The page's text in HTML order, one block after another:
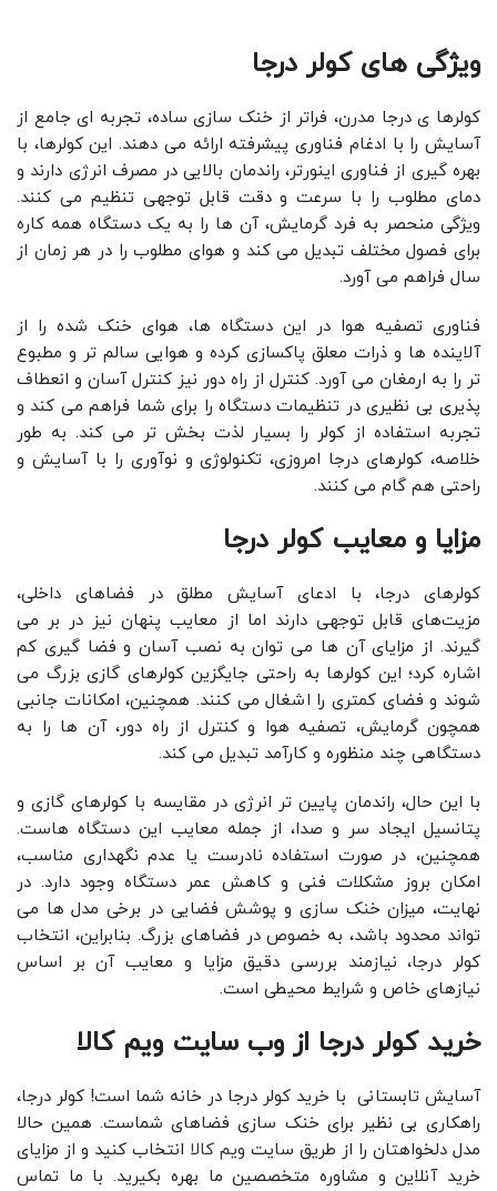
ویژگی‌ های کولر درجا
کولرها ی درجا مدرن، فراتر از خنک‌ سازی ساده، تجربه‌ ای جامع از
آسایش را با ادغام فناوری پیشرفته ارائه می‌ دهند. این کولرها، با
بهره‌ گیری از فناوری اینورتر، راندمان بالایی در مصرف انرژی دارند و
دمای مطلوب را با سرعت و دقت قابل ‌توجهی تنظیم می‌ کنند.
ویژگی منحصر به فرد گرمایش، آن‌ ها را به یک دستگاه همه کاره
برای فصول مختلف تبدیل می ‌کند و هوای مطلوب را در هر زمان از
سال فراهم می ‌آورد.
فناوری تصفیه هوا در این دستگاه ‌ها، هوای خنک شده را از
آلاینده ‌ها و ذرات معلق پاکسازی کرده و هوایی سالم ‌تر و مطبوع
‌تر را به ارمغان می ‌آورد. کنترل از راه دور نیز کنترل آسان و انعطاف‌
پذیری بی‌ نظیری در تنظیمات دستگاه را برای شما فراهم می ‌کند و
تجربه‌ استفاده از کولر را بسیار لذت ‌بخش‌ تر می‌ کند. به طور
خلاصه، کولرهای درجا امروزی، تکنولوژی و نوآوری را با آسایش و
راحتی هم ‌گام می‌ کنند.
مزایا و معایب کولر درجا
کولرهای درجا، با ادعای آسایش مطلق در فضاهای داخلی،
مزیت‌های قابل ‌توجهی دارند اما از معایب پنهان نیز در بر می
‌گیرند. از مزایای آن‌ ها می‌ توان به نصب آسان و فضا‌ گیری کم
اشاره کرد؛ این کولرها به راحتی جایگزین کولرهای گازی بزرگ می
‌شوند و فضای کمتری را اشغال می ‌کنند. همچنین، امکانات جانبی
همچون گرمایش، تصفیه هوا و کنترل از راه دور، آن ‌ها را به
دستگاهی چند منظوره و کارآمد تبدیل می‌ کند.
با این حال، راندمان پایین‌ تر انرژی در مقایسه با کولرهای گازی و
پتانسیل ایجاد سر و صدا، از جمله معایب این دستگاه ‌هاست.
همچنین، در صورت استفاده نادرست یا عدم نگهداری مناسب،
امکان بروز مشکلات فنی و کاهش عمر دستگاه وجود دارد. در
نهایت، میزان خنک‌ سازی و پوشش فضایی در برخی مدل‌ ها می
‌تواند محدود باشد، به‌ خصوص در فضاهای بزرگ. بنابراین، انتخاب
کولر درجا، نیازمند بررسی دقیق مزایا و معایب آن بر اساس
نیازهای خاص و شرایط محیطی است.
خرید کولر درجا از وب سایت ویم کالا
آسایش تابستانی با خرید کولر درجا در خانه شما است! کولر درجا،
راهکاری بی‌ نظیر برای خنک‌ سازی فضاهای شماست. همین حالا
مدل دلخواهتان را از طریق سایت ویم کالا انتخاب کنید و از مزایای
خرید آنلاین و مشاوره متخصصین ما بهره بکیرید. با ما تماس